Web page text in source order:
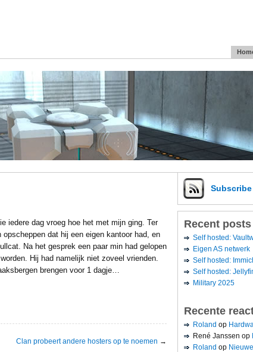
iedere dag vroeg hoe het met mijn ging. Ter
dat hij een eigen kantoor had, en
Na het gesprek een paar min had gelopen
Hij had namelijk niet zoveel vrienden.
brengen voor 1 dagje…
Clan probeert andere hosters op te noemen →
Subscribe
Recent posts
Self hosted:
Eigen AS netwerk
Self hosted:
Self hosted:
Military 2025
Recente
Roland op
René Janssen op
Roland op